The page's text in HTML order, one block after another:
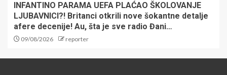
INFANTINO PARAMA UEFA PLAĆAO ŠKOLOVANJE
LJUBAVNICI?! Britanci otkrili nove šokantne detalje
afere decenije! Au, šta je sve radio Đani…
09/08/2026 reporter